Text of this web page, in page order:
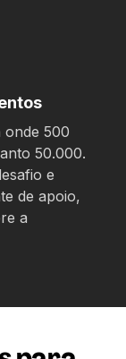
onde 500
50.000.
e
de apoio,
a